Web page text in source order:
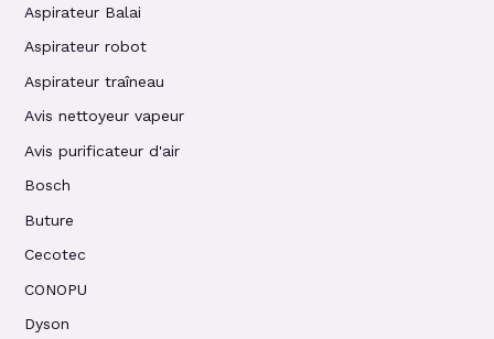
Aspirateur Balai
Aspirateur robot
Aspirateur traîneau
Avis nettoyeur vapeur
Avis purificateur d'air
Bosch
Buture
Cecotec
CONOPU
Dyson